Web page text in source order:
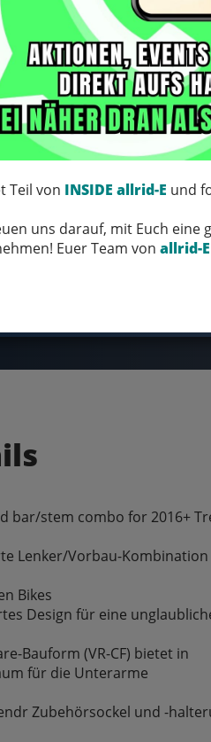
Teil von INSIDE allrid-E und
uns darauf, mit Euch
Euer Team von allrid-E
bar/stem combo for 2016+
Lenker/Vorbau-
Bikes
Design für eine
Bauform (VR-CF) bietet in
für die Unterarme
Zubehörsockel und -